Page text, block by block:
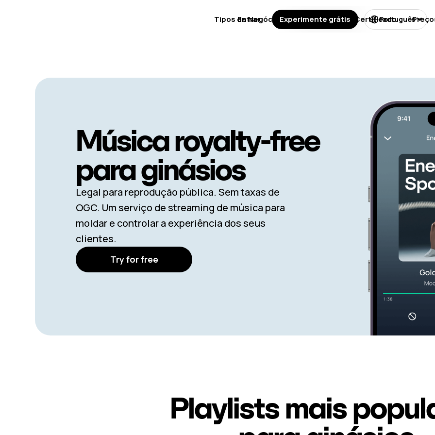
Música royalty-free
para ginásios
Legal para reprodução pública. Sem taxas de
OGC. Um serviço de streaming de música para
moldar e controlar a experiência dos seus
clientes.
Try for free
Playlists mais
Tipos de Negócios Licenças Certificado
Entrar Experimente grátis Português